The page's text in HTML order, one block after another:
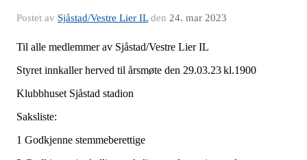
Postet av Sjåstad/Vestre Lier ILden 24. mar 2023
Til alle medlemmer av Sjåstad/Vestre Lier IL
Styret innkaller herved til årsmøte den 29.03.23 kl.1900
Klubbhuset Sjåstad stadion
Saksliste:
1 Godkjenne stemmeberettige